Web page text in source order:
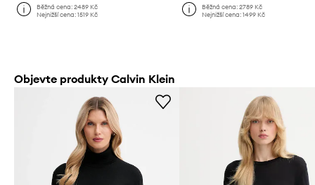
Běžná cena:2489 Kč
Nejnižší cena:1519 Kč
Běžná cena: 2789 Kč
Nejnižší cena: 1499 Kč
Objevte produkty Calvin Klein